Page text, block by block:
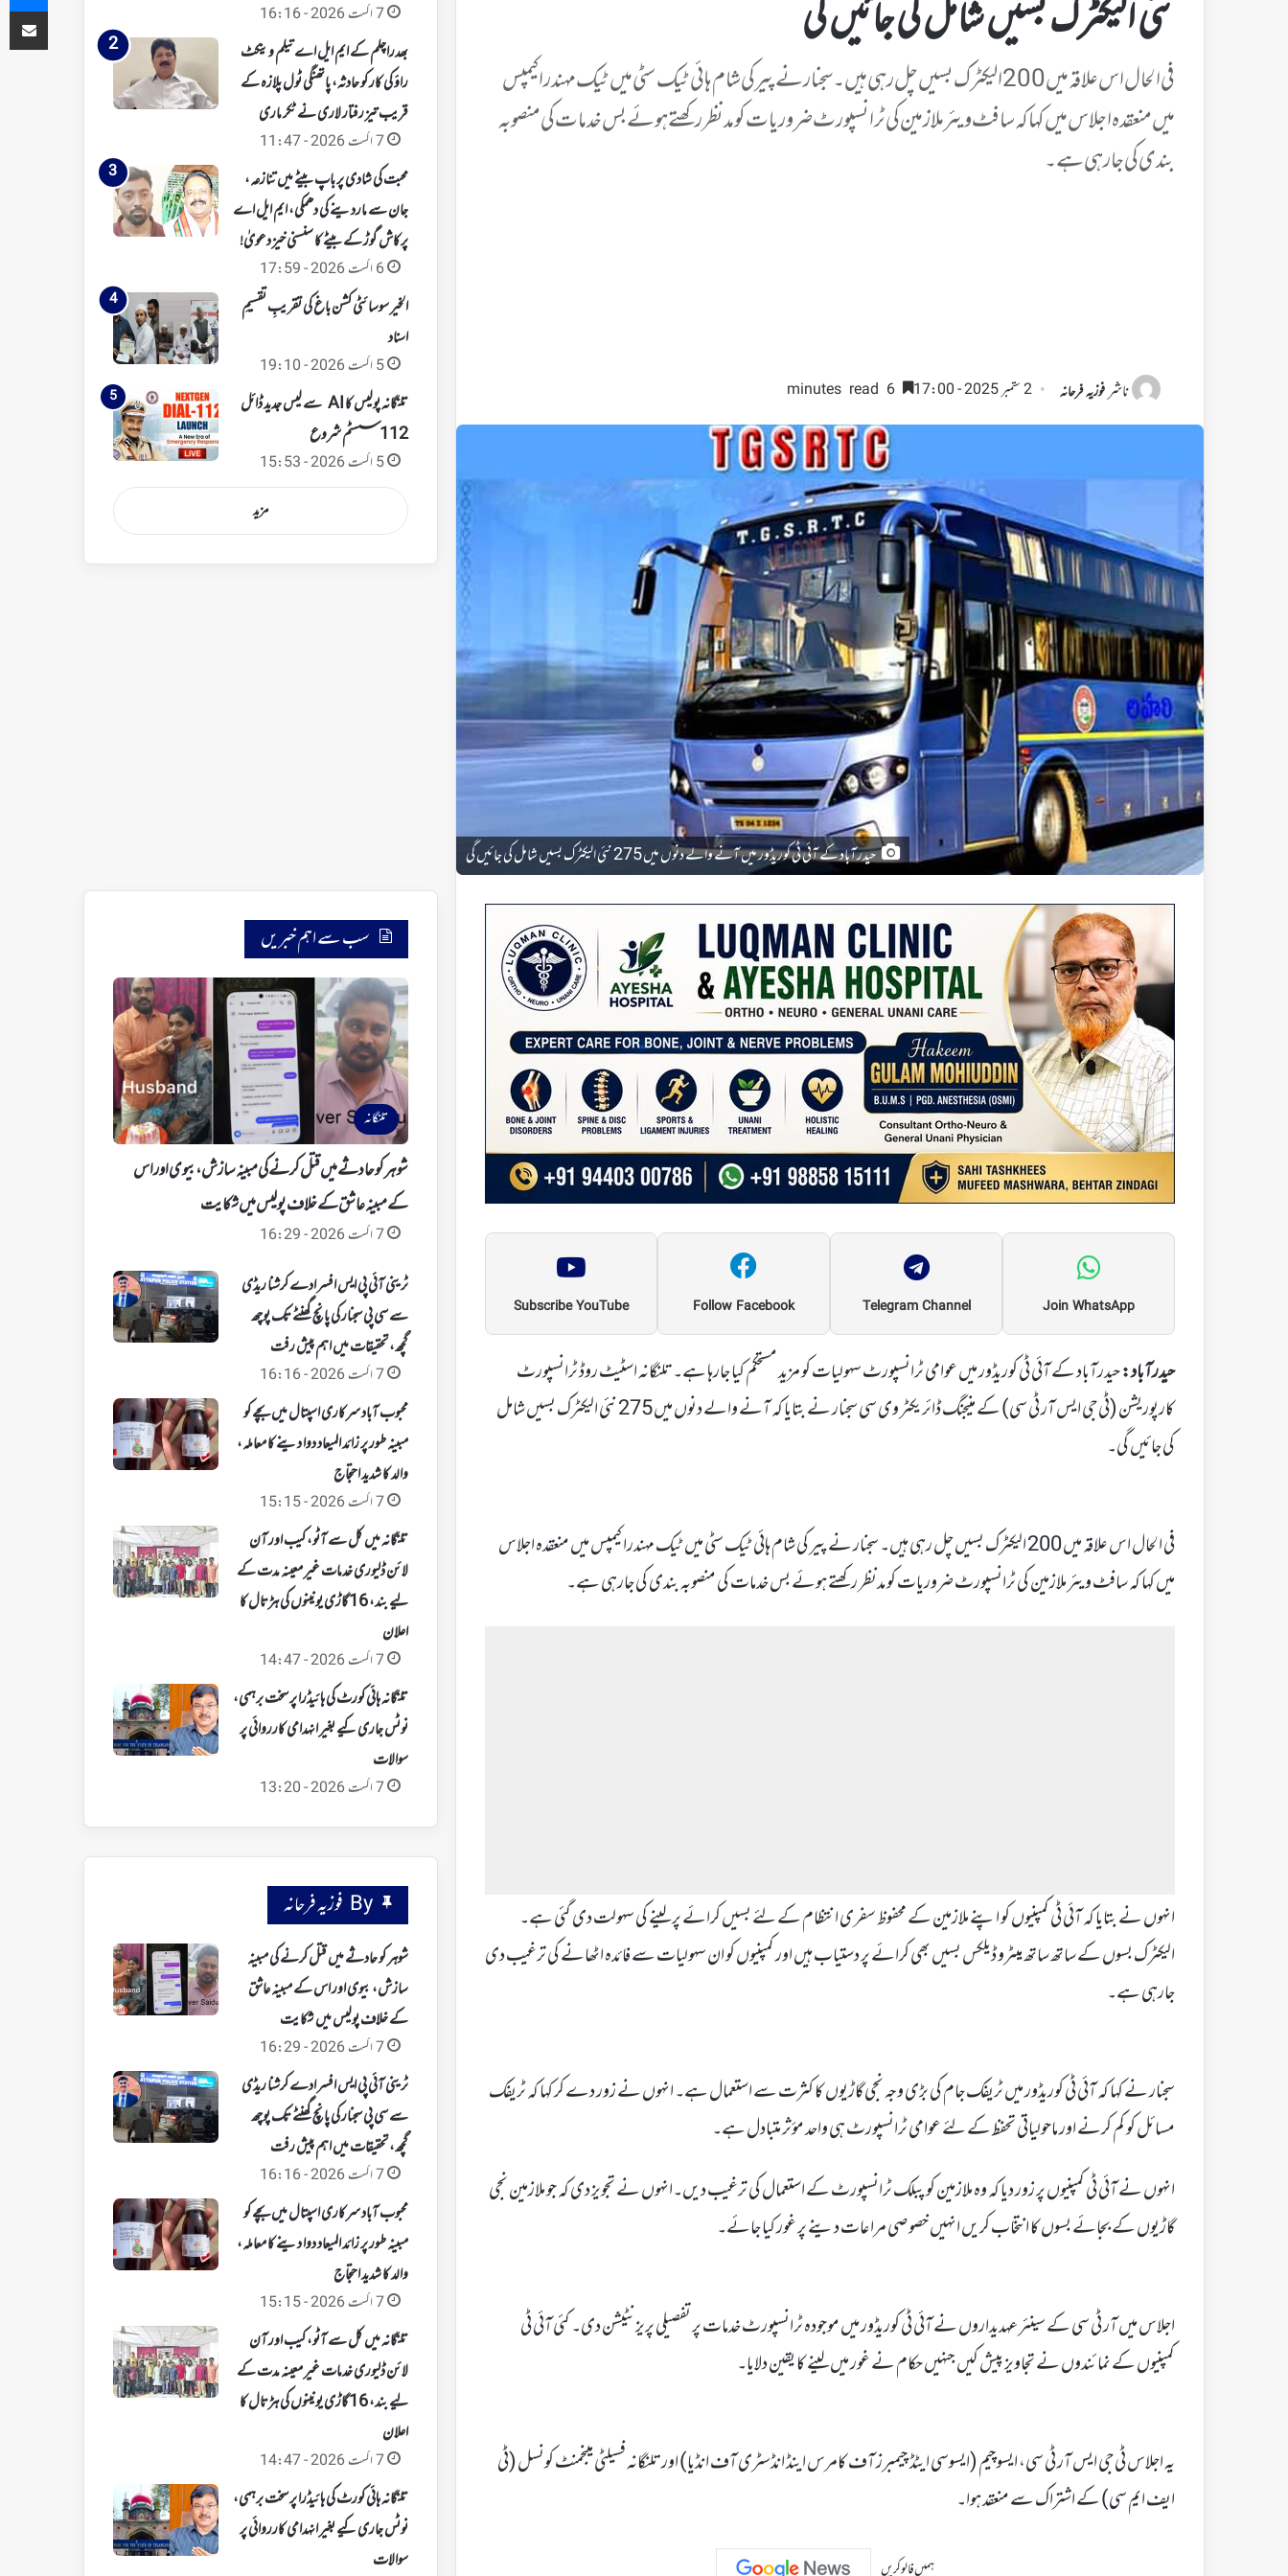
نئی الیکٹرک بسیں شامل کی جائیں گی
فی الحال اس علاقہ میں 200 الیکٹرک بسیں چل رہی ہیں۔ سجنار نے پیر کی شام ہائی ٹیک سٹی میں ٹیک مہندرا کیمپس
میں منعقدہ اجلاس میں کہا کہ سافٹ ویئر ملازمین کی ٹرانسپورٹ ضروریات کو مدنظر رکھتے ہوئے بس خدمات کی منصوبہ
بندی کی جارہی ہے۔
ناشرفوزیہ فرحانہ 2 ستمبر 2025 - 17:00
حیدرآباد کے آئی ٹی کوریڈور میں آنے والے دنوں میں 275 نئی الیکٹرک بسیں شامل کی جائیں گی
Join WhatsApp
Telegram Channel
Follow Facebook
Subscribe YouTube
حیدرآباد:حیدرآباد کے آئی ٹی کوریڈور میں عوامی ٹرانسپورٹ سہولیات کو مزید مستحکم کیا جارہا ہے۔ تلنگانہ اسٹیٹ روڈ ٹرانسپورٹ
کارپوریشن (ٹی جی ایس آر ٹی سی) کے منیجنگ ڈائریکٹر وی سی سجنار نے بتایا کہ آنے والے دنوں میں 275 نئی الیکٹرک بسیں شامل
کی جائیں گی۔
فی الحال اس علاقہ میں 200 الیکٹرک بسیں چل رہی ہیں۔ سجنار نے پیر کی شام ہائی ٹیک سٹی میں ٹیک مہندرا کیمپس میں منعقدہ اجلاس
میں کہا کہ سافٹ ویئر ملازمین کی ٹرانسپورٹ ضروریات کو مدنظر رکھتے ہوئے بس خدمات کی منصوبہ بندی کی جارہی ہے۔
انہوں نے بتایا کہ آئی ٹی کمپنیوں کو اپنے ملازمین کے محفوظ سفری انتظام کے لئے بسیں کرائے پر لینے کی سہولت دی گئی ہے۔
الیکٹرک بسوں کے ساتھ ساتھ میٹرو ڈیلکس بسیں بھی کرائے پر دستیاب ہیں اور کمپنیوں کو ان سہولیات سے فائدہ اٹھانے کی ترغیب دی
جارہی ہے۔
سجنار نے کہا کہ آئی ٹی کوریڈور میں ٹریفک جام کی بڑی وجہ نجی گاڑیوں کا کثرت سے استعمال ہے۔ انہوں نے زور دے کر کہا کہ ٹریفک
مسائل کو کم کرنے اور ماحولیاتی تحفظ کے لئے عوامی ٹرانسپورٹ ہی واحد مؤثر متبادل ہے۔
انہوں نے آئی ٹی کمپنیوں پر زور دیا کہ وہ ملازمین کو پبلک ٹرانسپورٹ کے استعمال کی ترغیب دیں۔انہوں نے تجویز دی کہ جو ملازمین نجی
گاڑیوں کے بجائے بسوں کا انتخاب کریں انہیں خصوصی مراعات دینے پر غور کیا جائے۔
اجلاس میں آر ٹی سی کے سینئر عہدیداروں نے آئی ٹی کوریڈور میں موجودہ ٹرانسپورٹ خدمات پر تفصیلی پریزنٹیشن دی۔ کئی آئی ٹی
کمپنیوں کے نمائندوں نے تجاویز پیش کیں جنہیں حکام نے غور میں لینے کا یقین دلایا۔
یہ اجلاس ٹی جی ایس آر ٹی سی، ایسوچیم (ایسوسی ایٹڈ چیمبرز آف کامرس اینڈ انڈسٹری آف انڈیا) اور تلنگانہ فسیلٹی مینجمنٹ کونسل (ٹی
ایف ایم سی) کے اشتراک سے منعقد ہوا۔
ہمیں فالو کریں
7 اگست 2026 - 16:16
بھدراچلم کے ایم ایل اے تیلم وینکٹ
راؤ کی کار کو حادثہ، پاتھنگی ٹول پلازہ کے
قریب تیز رفتار لاری نے ٹکر ماری
7 اگست 2026 - 11:47
محبت کی شادی پر باپ بیٹے میں تنازعہ،
جان سے ماردینے کی دھمکی، ایم ایل اے
پرکاش گوڑ کے بیٹے کا سنسنی خیز دعویٰ!
6 اگست 2026 - 17:59
الخیر سوسائٹی کشن باغ کی تقریبِ تقسیمِ
اسناد
5 اگست 2026 - 19:10
تلنگانہ پولیس کا AI سے لیس جدید ڈائل
112 سسٹم شروع
5 اگست 2026 - 15:53
مزید
سب سے اہم خبریں
تلنگانہ
شوہر کو حادثے میں قتل کرنے کی مبینہ سازش، بیوی اور اس
کے مبینہ عاشق کے خلاف پولیس میں شکایت
7 اگست 2026 - 16:29
ٹرینی آئی پی ایس افسر ادے کرشنا ریڈی
سے سی پی سجنار کی پانچ گھنٹے تک پوچھ
گچھ، تحقیقات میں اہم پیش رفت
7 اگست 2026 - 16:16
محبوب آباد سرکاری اسپتال میں بچے کو
مبینہ طور پر زائد المیعاد دوا دینے کا معاملہ،
والد کا شدید احتجاج
7 اگست 2026 - 15:15
تلنگانہ میں کل سے آٹو، کیب اور آن
لائن ڈلیوری خدمات غیر معینہ مدت کے
لیے بند، 16 گاڑی یونینوں کی ہڑتال کا
اعلان
7 اگست 2026 - 14:47
تلنگانہ ہائی کورٹ کی ہائیڈرا پر سخت برہمی،
نوٹس جاری کیے بغیر انہدامی کارروائی پر
سوالات
7 اگست 2026 - 13:20
By فوزیہ فرحانہ
شوہر کو حادثے میں قتل کرنے کی مبینہ
سازش، بیوی اور اس کے مبینہ عاشق
کے خلاف پولیس میں شکایت
7 اگست 2026 - 16:29
ٹرینی آئی پی ایس افسر ادے کرشنا ریڈی
سے سی پی سجنار کی پانچ گھنٹے تک پوچھ
گچھ، تحقیقات میں اہم پیش رفت
7 اگست 2026 - 16:16
محبوب آباد سرکاری اسپتال میں بچے کو
مبینہ طور پر زائد المیعاد دوا دینے کا معاملہ،
والد کا شدید احتجاج
7 اگست 2026 - 15:15
تلنگانہ میں کل سے آٹو، کیب اور آن
لائن ڈلیوری خدمات غیر معینہ مدت کے
لیے بند، 16 گاڑی یونینوں کی ہڑتال کا
اعلان
7 اگست 2026 - 14:47
تلنگانہ ہائی کورٹ کی ہائیڈرا پر سخت برہمی،
نوٹس جاری کیے بغیر انہدامی کارروائی پر
سوالات
ای میل کے ذریعہ شیئر کریں